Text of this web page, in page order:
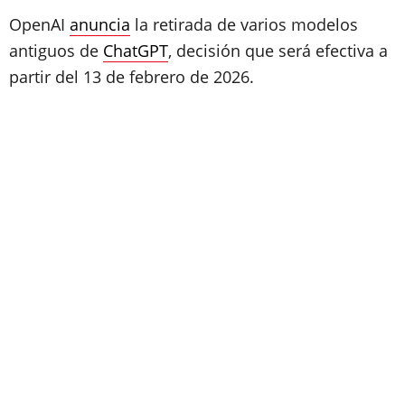
OpenAI anuncia la retirada de varios modelos
antiguos de ChatGPT, decisión que será efectiva a
partir del 13 de febrero de 2026.